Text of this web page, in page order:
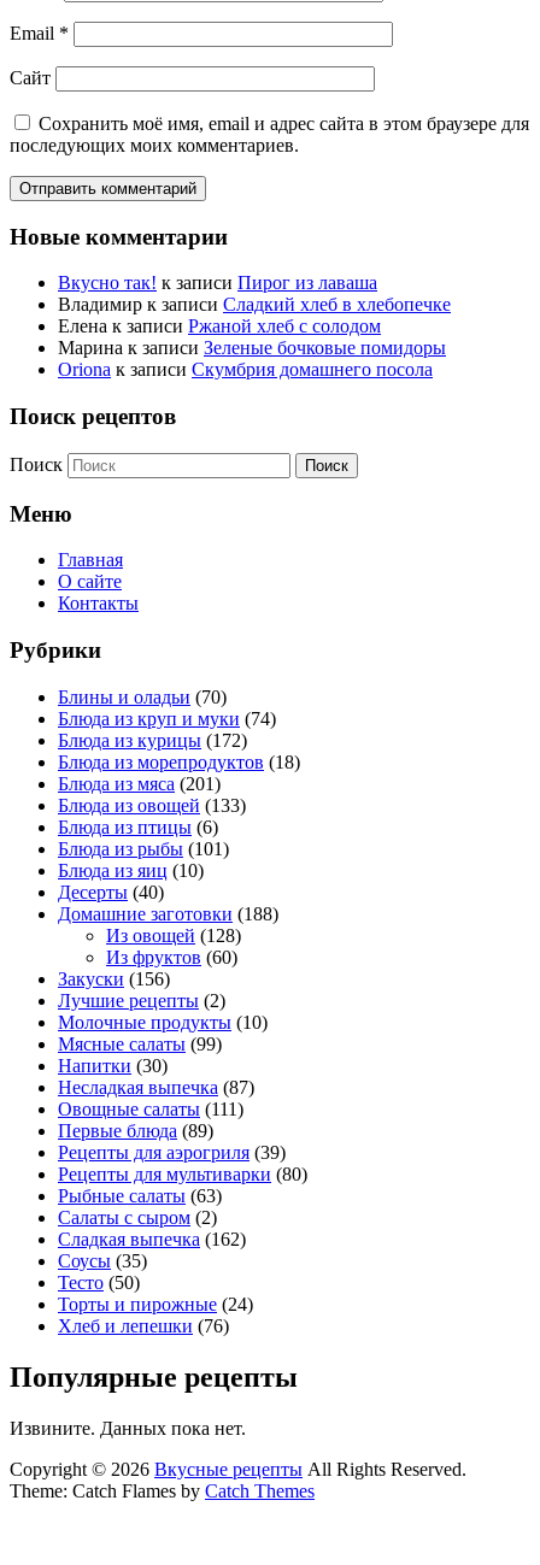
Email *
Сайт
Сохранить моё имя, email и адрес сайта в этом браузере для
последующих моих комментариев.
Новые комментарии
Вкусно так! к записи Пирог из лаваша
Владимир к записи Сладкий хлеб в хлебопечке
Елена к записи Ржаной хлеб с солодом
Марина к записи Зеленые бочковые помидоры
Oriona к записи Скумбрия домашнего посола
Поиск рецептов
Поиск
Меню
Главная
О сайте
Контакты
Рубрики
Блины и оладьи (70)
Блюда из круп и муки (74)
Блюда из курицы (172)
Блюда из морепродуктов (18)
Блюда из мяса (201)
Блюда из овощей (133)
Блюда из птицы (6)
Блюда из рыбы (101)
Блюда из яиц (10)
Десерты (40)
Домашние заготовки (188)
Из овощей (128)
Из фруктов (60)
Закуски (156)
Лучшие рецепты (2)
Молочные продукты (10)
Мясные салаты (99)
Напитки (30)
Несладкая выпечка (87)
Овощные салаты (111)
Первые блюда (89)
Рецепты для аэрогриля (39)
Рецепты для мультиварки (80)
Рыбные салаты (63)
Салаты с сыром (2)
Сладкая выпечка (162)
Соусы (35)
Тесто (50)
Торты и пирожные (24)
Хлеб и лепешки (76)
Популярные рецепты
Извините. Данных пока нет.
Copyright © 2026 Вкусные рецепты All Rights Reserved.
Theme: Catch Flames by Catch Themes